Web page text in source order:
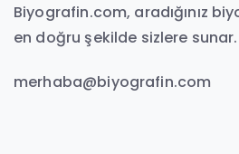
Biyografin.com, aradığınız
en doğru şekilde sizlere sunar.
merhaba@biyografin.com